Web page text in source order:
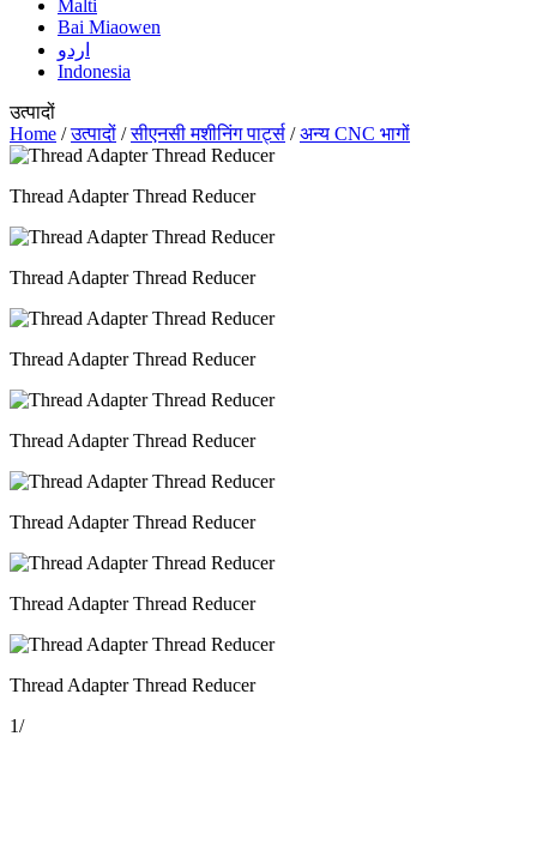
Malti
Bai Miaowen
اردو
Indonesia
उत्पादों
Home /उत्पादों /सीएनसी मशीनिंग पार्ट्स /अन्य CNC भागों
Thread Adapter Thread Reducer
Thread Adapter Thread Reducer
Thread Adapter Thread Reducer
Thread Adapter Thread Reducer
Thread Adapter Thread Reducer
Thread Adapter Thread Reducer
Thread Adapter Thread Reducer
1/